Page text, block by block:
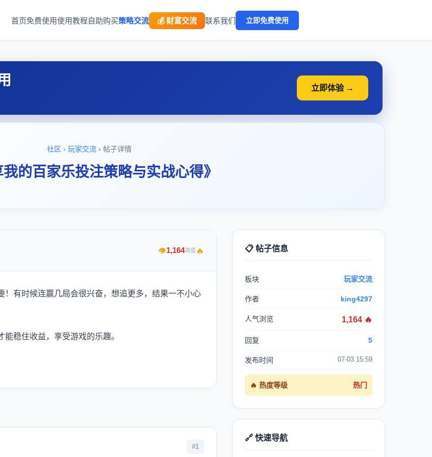
首页免费使用使用教程自助购买策略交流 💰 财富交流 联系我们 立即免费使用
立即体验 →
社区 › 玩家交流 › 帖子详情
我的百家乐投注策略与实战心得》
👁1,164浏览🔥
有时候连赢几局会很兴奋，想追更多，结果一不小心
稳住收益，享受游戏的乐趣。
#1
📋 帖子信息
板块 玩家交流
作者 king4297
人气浏览 1,164 🔥
回复 5
发布时间 07-03 15:59
🔥 热度等级 热门
🔗 快速导航